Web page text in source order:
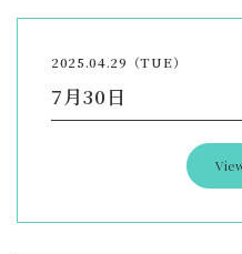
2025.04.29（TUE）
7月30日